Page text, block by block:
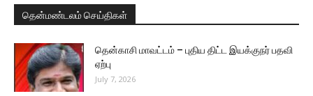
தென்மண்டலம் செய்திகள்
தென்காசி மாவட்டம் – புதிய திட்ட இயக்குநர் பதவி
ஏற்பு
July 7, 2026